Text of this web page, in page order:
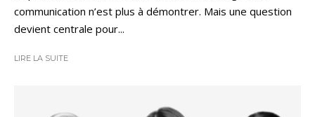
communication n’est plus à démontrer. Mais une question
devient centrale pour...
LIRE LA SUITE